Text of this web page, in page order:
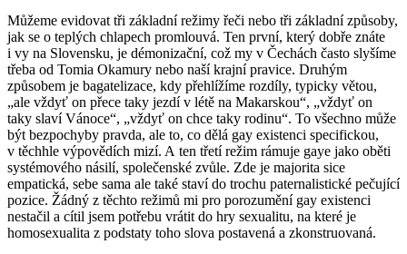
Můžeme evidovat tři základní režimy řeči nebo tři základní způsoby,
jak se o teplých chlapech promlouvá. Ten první, který dobře znáte
i vy na Slovensku, je démonizační, což my v Čechách často slyšíme
třeba od Tomia Okamury nebo naší krajní pravice. Druhým
způsobem je bagatelizace, kdy přehlížíme rozdíly, typicky větou,
„ale vždyť on přece taky jezdí v létě na Makarskou“, „vždyť on
taky slaví Vánoce“, „vždyť on chce taky rodinu“. To všechno může
být bezpochyby pravda, ale to, co dělá gay existenci specifickou,
v těchhle výpovědích mizí. A ten třetí režim rámuje gaye jako oběti
systémového násilí, společenské zvůle. Zde je majorita sice
empatická, sebe sama ale také staví do trochu paternalistické pečující
pozice. Žádný z těchto režimů mi pro porozumění gay existenci
nestačil a cítil jsem potřebu vrátit do hry sexualitu, na které je
homosexualita z podstaty toho slova postavená a zkonstruovaná.